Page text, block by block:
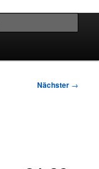
Nächster →